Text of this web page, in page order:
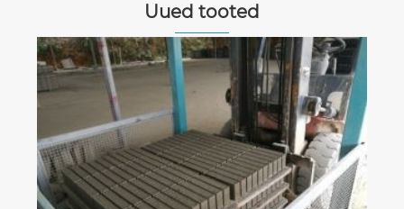
Uued tooted